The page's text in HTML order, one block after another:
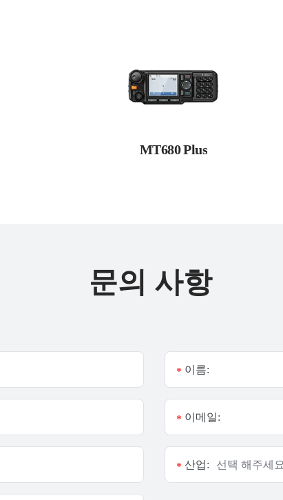
MT680 Plus
문의 사항
이름:
*
이메일:
*
산업:
*